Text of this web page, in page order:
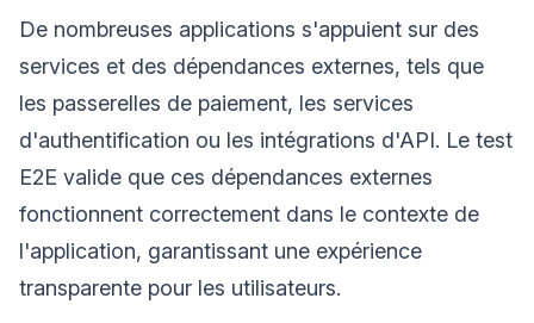
De nombreuses applications s'appuient sur des
services et des dépendances externes, tels que
les passerelles de paiement, les services
d'authentification ou les intégrations d'API. Le test
E2E valide que ces dépendances externes
fonctionnent correctement dans le contexte de
l'application, garantissant une expérience
transparente pour les utilisateurs.